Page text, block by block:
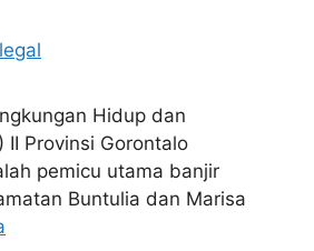
Hidup dan
II Provinsi Gorontalo
pemicu utama banjir
Buntulia dan Marisa